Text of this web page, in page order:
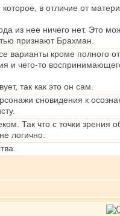
в отличие от
из нее ничего нет. Это
признают Брахман.
варианты кроме полного
и чего-то
так как это он сам.
сновидения к
Так что с точки зрения
логично.